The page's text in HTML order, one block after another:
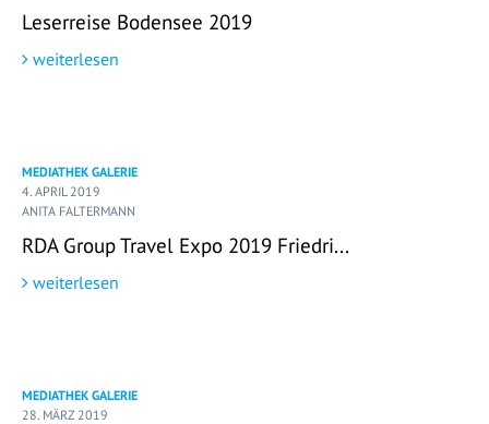
Leserreise Bodensee 2019
weiterlesen
MEDIATHEK GALERIE
4. APRIL 2019
ANITA FALTERMANN
RDA Group Travel Expo 2019 Friedri...
weiterlesen
MEDIATHEK GALERIE
28. MÄRZ 2019